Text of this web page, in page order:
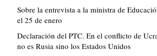
Sobre la entrevista a la ministra de
el 25 de enero
Declaración del PTC. En el conflicto de
no es Rusia sino los Estados Unidos